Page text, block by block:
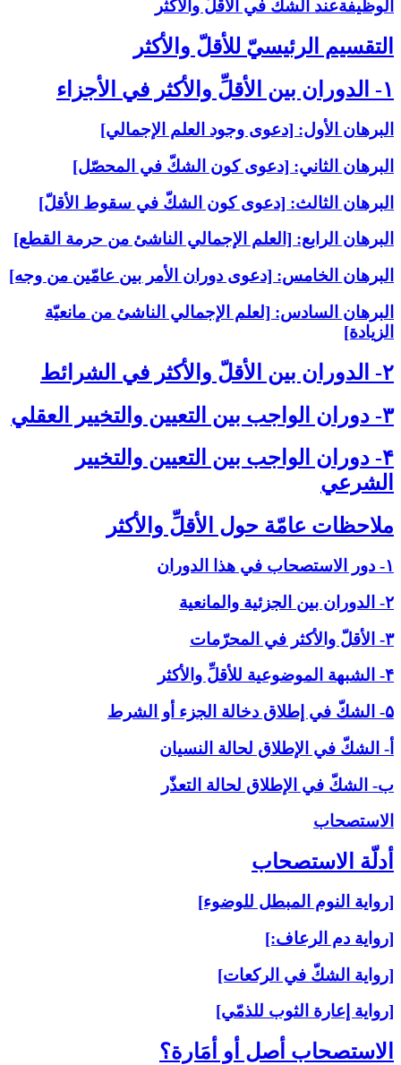
الوظيفةعند الشكّ في الأقلّ والأكثر
التقسيم الرئيسيّ للأقلّ والأكثر
۱- الدوران بين الأقلِّ والأكثر في الأجزاء
البرهان الأول: [دعوى وجود العلم الإجمالي‏]
البرهان الثاني: [دعوى كون الشكّ في المحصّل‏]
البرهان الثالث: [دعوى كون الشكّ في سقوط الأقلّ‏]
البرهان الرابع: [العلم الإجمالي الناشئ من حرمة القطع‏]
البرهان الخامس: [دعوى دوران الأمر بين عامّين من وجه‏]
البرهان السادس: [لعلم الإجمالي الناشئ من مانعيّة
الزيادة]
۲- الدوران بين الأقلّ والأكثر في الشرائط
۳- دوران الواجب بين التعيين والتخيير العقلي‏
۴- دوران الواجب بين التعيين والتخيير
الشرعي‏
ملاحظات عامّة حول الأقلِّ والأكثر
۱- دور الاستصحاب في هذا الدوران
۲- الدوران بين الجزئية والمانعية
۳- الأقلّ والأكثر في المحرّمات
۴- الشبهة الموضوعية للأقلِّ والأكثر
۵- الشكّ في إطلاق دخالة الجزء أو الشرط
أ- الشكّ في الإطلاق لحالة النسيان
ب- الشكّ في الإطلاق لحالة التعذّر
الاستصحاب‏
أدلّة الاستصحاب‏
[رواية النوم المبطل للوضوء]
[رواية دم الرعاف:]
[رواية الشكّ في الركعات]
[رواية إعارة الثوب للذمّي]
الاستصحاب أصل أو أمَارة؟